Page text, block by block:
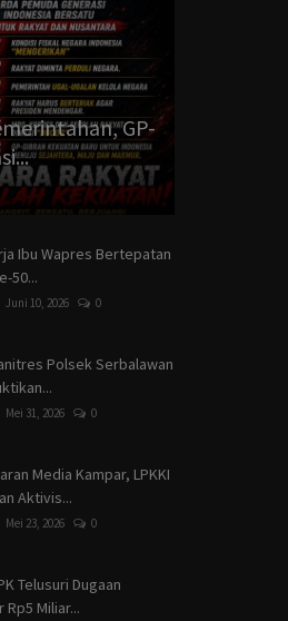
GP-
Ibu Wapres Bertepatan
50...
Juni 10, 2026 0
Polsek Serbalawan
Mei 31, 2026 0
Media Kampar, LPKKI
Aktivis...
Mei 23, 2026 0
Telusuri Dugaan
Rp5 Miliar...